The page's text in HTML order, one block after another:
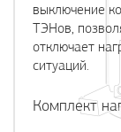
выключение
ТЭНов,
отключает
ситуаций.
Комплект